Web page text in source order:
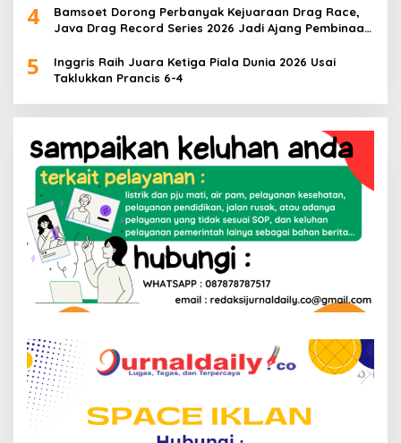
4
Bamsoet Dorong Perbanyak Kejuaraan Drag Race,
Java Drag Record Series 2026 Jadi Ajang Pembinaan
5
Inggris Raih Juara Ketiga Piala Dunia 2026 Usai
Taklukkan Prancis 6-4